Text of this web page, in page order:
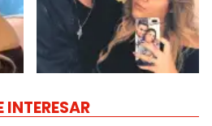
INTERESAR